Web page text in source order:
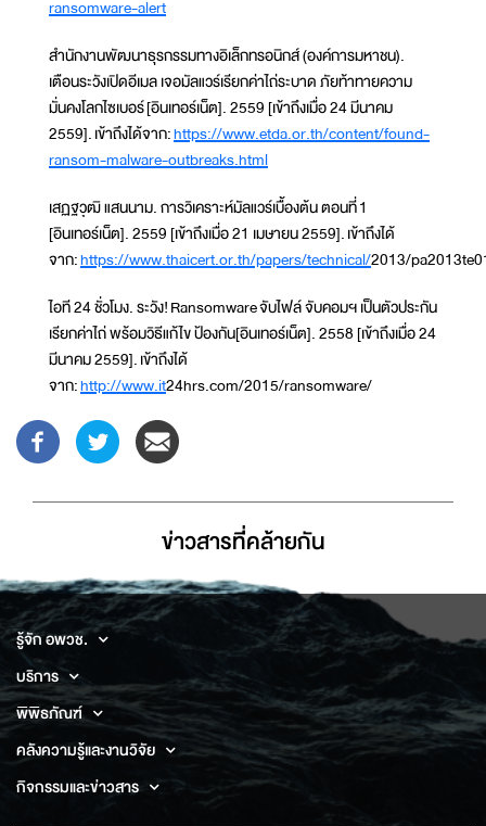
ransomware-alert
สำนักงานพัฒนาธุรกรรมทางอิเล็กทรอนิกส์ (องค์การมหาชน).
เตือนระวังเปิดอีเมล เจอมัลแวร์เรียกค่าไถ่ระบาด ภัยท้าทายความ
มั่นคงโลกไซเบอร์ [อินเทอร์เน็ต]. 2559 [เข้าถึงเมื่อ 24 มีนาคม
2559]. เข้าถึงได้จาก:https://www.etda.or.th/content/found-
ransom-malware-outbreaks.html
เสฏฐวุฒิ แสนนาม. การวิเคราะห์มัลแวร์เบื้องต้น ตอนที่ 1
[อินเทอร์เน็ต]. 2559 [เข้าถึงเมื่อ 21 เมษายน 2559]. เข้าถึงได้
จาก:https://www.thaicert.or.th/papers/technical/2013/
ไอที 24 ชั่วโมง. ระวัง! Ransomware จับไฟล์ จับคอมฯ เป็นตัวประกัน
เรียกค่าไถ่ พร้อมวิธีแก้ไข ป้องกัน[อินเทอร์เน็ต]. 2558 [เข้าถึงเมื่อ 24
มีนาคม 2559]. เข้าถึงได้
จาก:http://www.it24hrs.com/2015/ransomware/
ข่าวสารที่่คล้ายกัน
รู้จัก อพวช.
บริการ
พิพิธภัณฑ์
คลังความรู้และงานวิจัย
กิจกรรมและข่าวสาร